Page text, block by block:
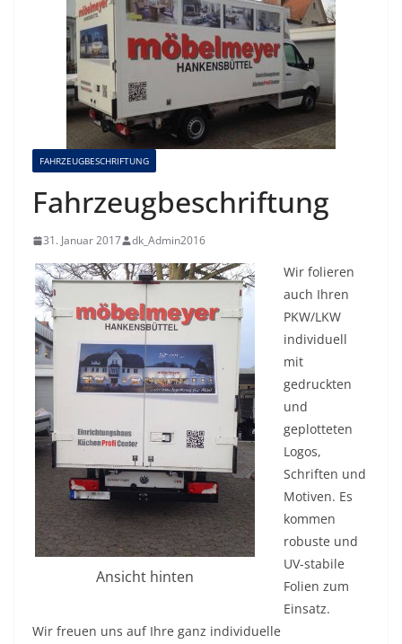
FAHRZEUGBESCHRIFTUNG
Fahrzeugbeschriftung
31. Januar 2017 dk_Admin2016
Ansicht hinten
Wir folieren
auch Ihren
PKW/LKW
individuell
mit
gedruckten
und
geplotteten
Logos,
Schriften und
Motiven. Es
kommen
robuste und
UV-stabile
Folien zum
Einsatz.
Wir freuen uns auf Ihre ganz individuelle